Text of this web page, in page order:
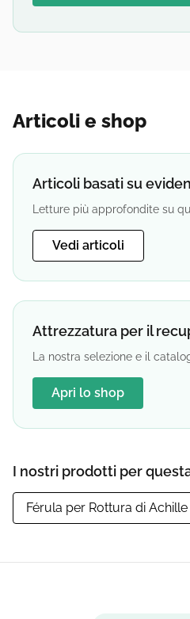
Articoli e shop
Articoli basati su
Letture più approfondite su
Vedi articoli
Attrezzatura per il
La nostra selezione e il
Apri lo shop
I nostri prodotti per
Férula per Rottura di Achille